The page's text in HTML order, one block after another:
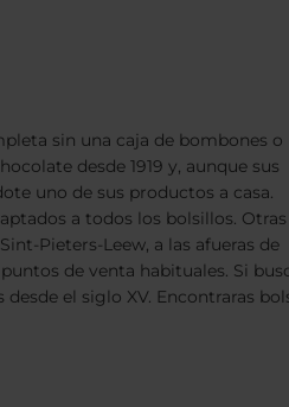
sin una caja de bombones o
desde 1919 y, aunque sus
uno de sus productos a casa.
a todos los bolsillos. Otras
Pieters-Leew, a las afueras de
de venta habituales. Si
el siglo XV. Encontraras